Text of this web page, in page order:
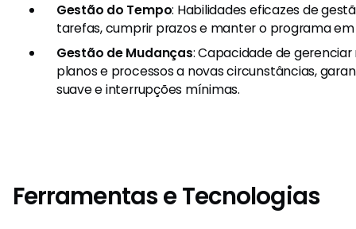
Gestão do Tempo: Habilidades eficazes de
tarefas, cumprir prazos e manter o programa
Gestão de Mudanças: Capacidade de
planos e processos a novas circunstâncias,
suave e interrupções mínimas.
Ferramentas e Tecnologias